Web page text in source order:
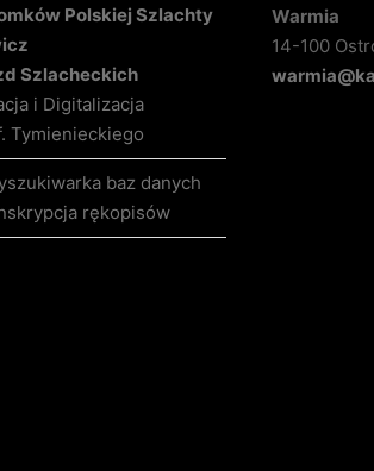
Polskiej Szlachty
Szlacheckich
i Digitalizacja
Tymienieckiego
baz danych
rękopisów
Warmia
14-100